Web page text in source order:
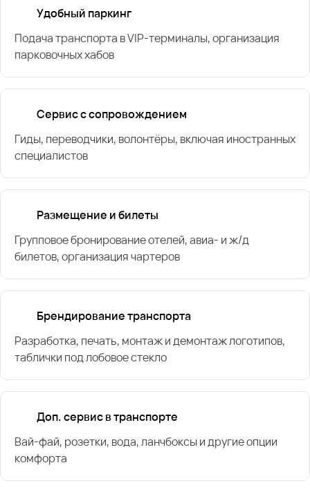
Удобный паркинг
Подача транспорта в VIP-терминалы, организация
парковочных хабов
Сервис с сопровождением
Гиды, переводчики, волонтёры, включая иностранных
специалистов
Размещение и билеты
Групповое бронирование отелей, авиа- и ж/д
билетов, организация чартеров
Брендирование транспорта
Разработка, печать, монтаж и демонтаж логотипов,
таблички под лобовое стекло
Доп. сервис в транспорте
Вай-фай, розетки, вода, ланчбоксы и другие опции
комфорта